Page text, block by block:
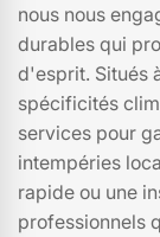
nous nous
durables qui
d'esprit. Situés
spécificités
services pour
intempéries
rapide ou une
professionnels